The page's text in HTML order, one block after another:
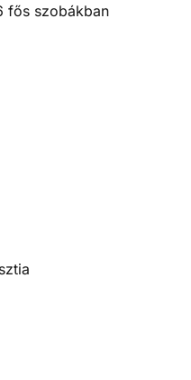
fős szobákban